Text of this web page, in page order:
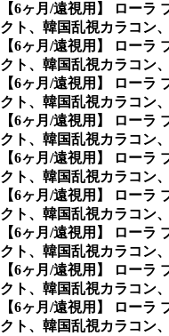
【6ヶ月/遠視用】 ローラ
クト、韓国乱視カラコン
【6ヶ月/遠視用】 ローラ
クト、韓国乱視カラコン
【6ヶ月/遠視用】 ローラ
クト、韓国乱視カラコン
【6ヶ月/遠視用】 ローラ
クト、韓国乱視カラコン
【6ヶ月/遠視用】 ローラ
クト、韓国乱視カラコン
【6ヶ月/遠視用】 ローラ
クト、韓国乱視カラコン
【6ヶ月/遠視用】 ローラ
クト、韓国乱視カラコン
【6ヶ月/遠視用】 ローラ
クト、韓国乱視カラコン
【6ヶ月/遠視用】 ローラ
クト、韓国乱視カラコン